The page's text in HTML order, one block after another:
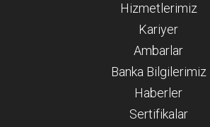
Hizmetlerimiz
Kariyer
Ambarlar
Banka Bilgilerimiz
Haberler
Sertifikalar